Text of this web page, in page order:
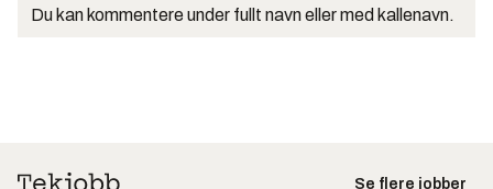
Du kan kommentere under fullt navn eller med kallenavn.
Se flere jobber